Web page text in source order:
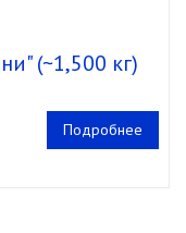
(~1,500 кг)
Подробнее